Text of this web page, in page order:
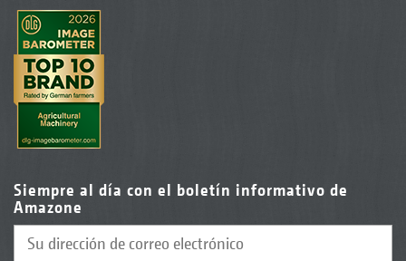
Siempre al día con el boletín informativo de
Amazone